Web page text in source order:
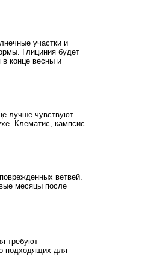
участки и
Глициния будет
в конце весны и
лучше чувствуют
Клематис, кампсис
ветвей.
месяцы после
требуют
подходящих для